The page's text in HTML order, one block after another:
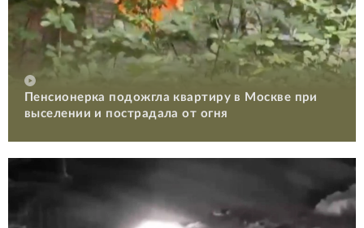
Пенсионерка подожгла квартиру в Москве при
выселении и пострадала от огня